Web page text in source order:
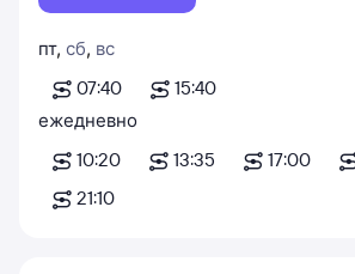
пт, сб, вс
07:40
15:40
ежедневно
10:20
13:35 17:00
21:10